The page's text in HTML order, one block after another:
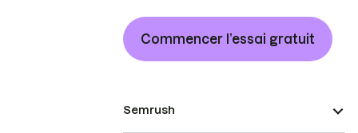
Commencer l’essai gratuit
Semrush